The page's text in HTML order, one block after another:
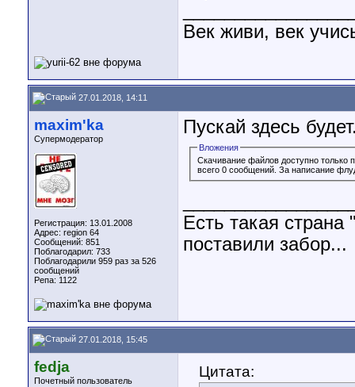
Век живи, век
27.01.2018, 14:11
maxim'ka
Супермодератор
Регистрация: 13.01.2008
Адрес: region 64
Сообщений: 851
Поблагодарил: 733
Поблагодарили 959 раз за 526
сообщений
Репа: 1122
Пускай здесь
Вложения
Скачивание файлов доступно
всего 0 сообщений. За написание
Есть такая
поставили забор...
27.01.2018, 15:45
fedja
Почетный пользователь
Цитата: